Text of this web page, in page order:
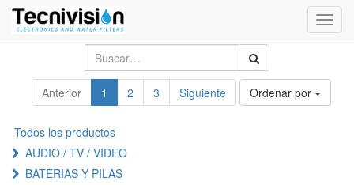
Anterior 1 2 3 Siguiente Ordenar por
Todos los productos
AUDIO / TV / VIDEO
BATERIAS Y PILAS